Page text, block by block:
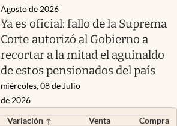
Agosto de 2026
Ya es oficial: fallo de la Suprema
Corte autorizó al Gobierno a
recortar a la mitad el aguinaldo
de estos pensionados del país
miércoles, 08 de Julio
de 2026
Variación Venta
Compra